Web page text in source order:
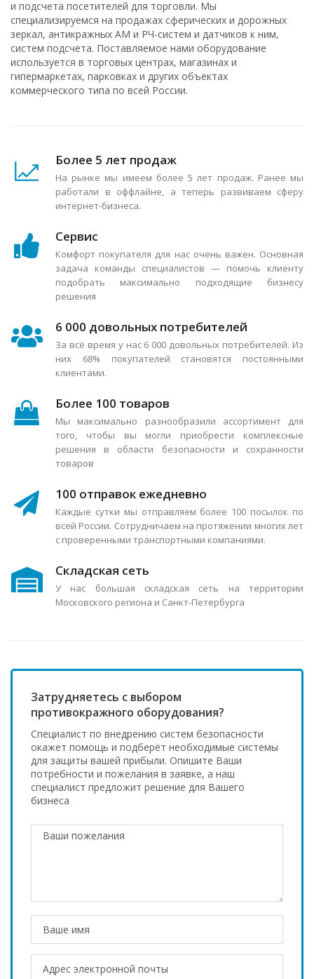
и подсчета посетителей для торговли. Мы
специализируемся на продажах сферических и дорожных
зеркал, антикражных АМ и РЧ-систем и датчиков к ним,
систем подсчета. Поставляемое нами оборудование
используется в торговых центрах, магазинах и
гипермаркетах, парковках и других объектах
коммерческого типа по всей России.
Более 5 лет продаж
На рынке мы имеем более 5 лет продаж. Ранее мы
работали в оффлайне, а теперь развиваем сферу
интернет-бизнеса.
Сервис
Комфорт покупателя для нас очень важен. Основная
задача команды специалистов — помочь клиенту
подобрать максимально подходящие бизнесу
решения
6 000 довольных потребителей
За всё время у нас 6 000 довольных потребителей. Из
них 68% покупателей становятся постоянными
клиентами.
Более 100 товаров
Мы максимально разнообразили ассортимент для
того, чтобы вы могли приобрести комплексные
решения в области безопасности и сохранности
товаров
100 отправок ежедневно
Каждые сутки мы отправляем более 100 посылок по
всей России. Сотрудничаем на протяжении многих лет
с проверенными транспортными компаниями.
Складская сеть
У нас большая складская сеть на территории
Московского региона и Санкт-Петербурга
Затрудняетесь с выбором
противокражного оборудования?
Специалист по внедрению систем безопасности
окажет помощь и подберёт необходимые системы
для защиты вашей прибыли. Опишите Ваши
потребности и пожелания в заявке, а наш
специалист предложит решение для Вашего
бизнеса